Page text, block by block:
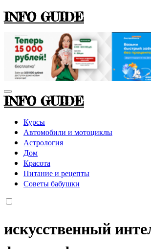
INFO GUIDE
INFO GUIDE
Курсы
Автомобили и мотоциклы
Астрология
Дом
Красота
Питание и рецепты
Советы бабушки
искусственный